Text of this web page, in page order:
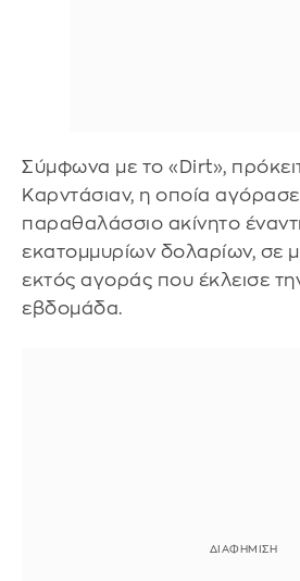
Σύμφωνα με το «Dirt»,
Καρντάσιαν, η οποία
παραθαλάσσιο ακίνητο
εκατομμυρίων δολαρίων, σε
εκτός αγοράς που έκλεισε
εβδομάδα.